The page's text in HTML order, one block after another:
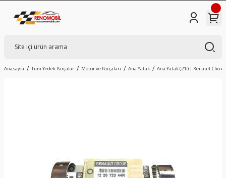
Anasayfa Tüm Yedek Parçalar Motor ve Parçaları Ana Yatak Ana Yatak (2'li) | Renault Clio 4,